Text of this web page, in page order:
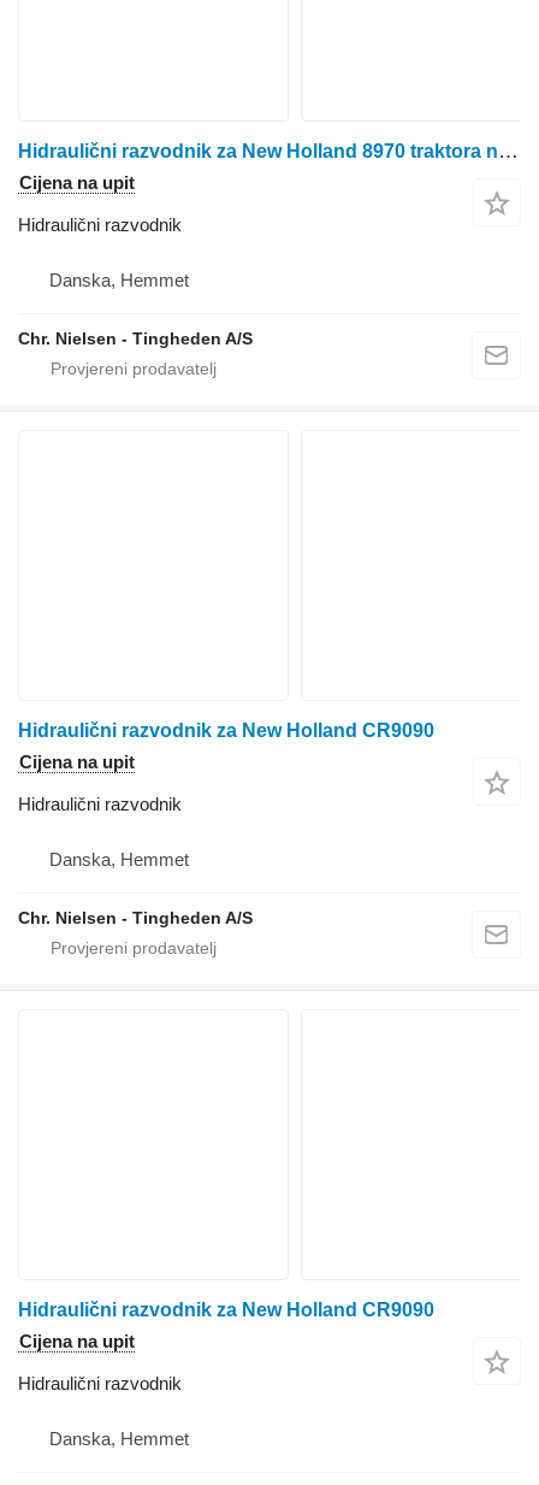
Hidraulični razvodnik za New Holland 8970 traktora na kotačima
Cijena na upit
Hidraulični razvodnik
Danska, Hemmet
Chr. Nielsen - Tingheden A/S
Hidraulični razvodnik za New Holland CR9090
Cijena na upit
Hidraulični razvodnik
Danska, Hemmet
Chr. Nielsen - Tingheden A/S
Hidraulični razvodnik za New Holland CR9090
Cijena na upit
Hidraulični razvodnik
Danska, Hemmet